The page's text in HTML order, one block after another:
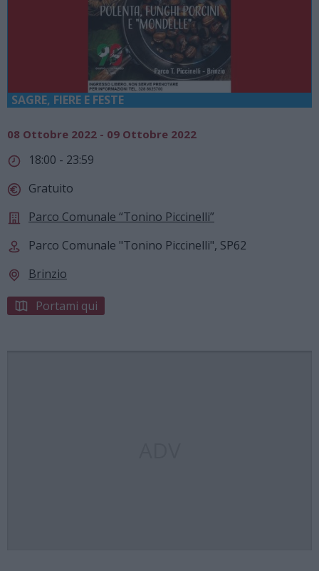
SAGRE, FIERE E FESTE
08 Ottobre 2022 - 09 Ottobre 2022
18:00 - 23:59
Gratuito
Parco Comunale “Tonino Piccinelli”
Parco Comunale "Tonino Piccinelli", SP62
Brinzio
Portami qui